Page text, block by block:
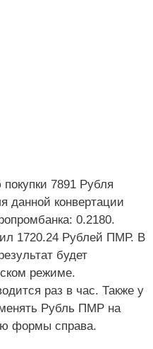
7891 Рубля
данной конвертации
0.2180.
1720.24 Рублей ПМР. В
будет
режиме.
раз в час. Также у
Рубль ПМР на
формы справа.